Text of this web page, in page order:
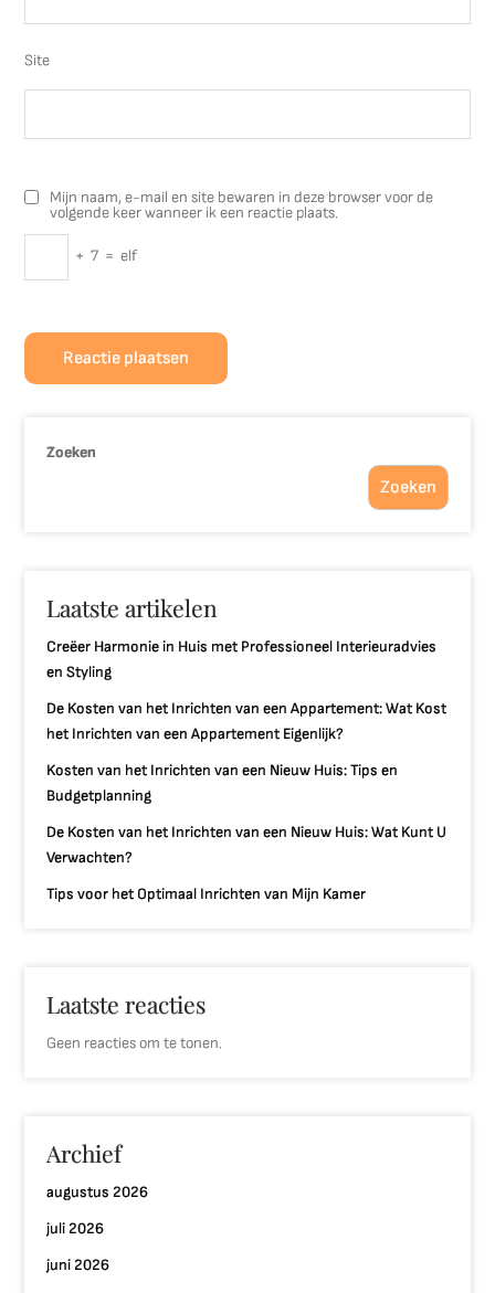
Site
Mijn naam, e-mail en site bewaren in deze browser voor de
volgende keer wanneer ik een reactie plaats.
+ 7 = elf
Zoeken
Zoeken
Laatste artikelen
Creëer Harmonie in Huis met Professioneel Interieuradvies
en Styling
De Kosten van het Inrichten van een Appartement: Wat Kost
het Inrichten van een Appartement Eigenlijk?
Kosten van het Inrichten van een Nieuw Huis: Tips en
Budgetplanning
De Kosten van het Inrichten van een Nieuw Huis: Wat Kunt U
Verwachten?
Tips voor het Optimaal Inrichten van Mijn Kamer
Laatste reacties
Geen reacties om te tonen.
Archief
augustus 2026
juli 2026
juni 2026